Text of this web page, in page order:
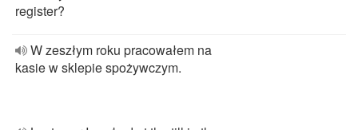
register?
W zeszłym roku pracowałem na
kasie w sklepie spożywczym.